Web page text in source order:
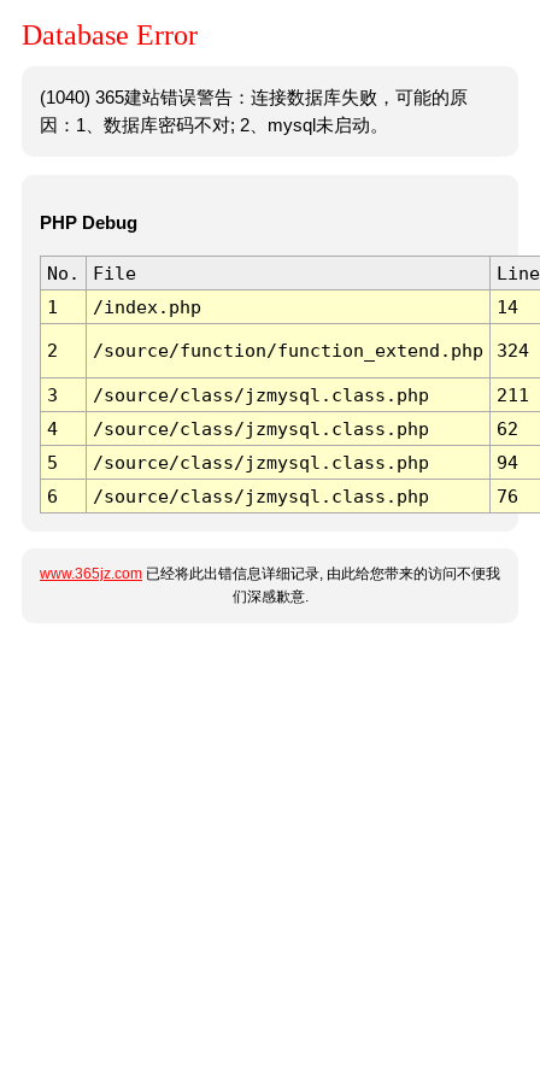
Database Error
(1040) 365建站错误警告：连接数据库失败，可能的原
因：1、数据库密码不对; 2、mysql未启动。
PHP Debug
No. File
Line
1
/index.php 14
2 /source/function/function_extend.php 324
3 /source/class/jzmysql.class.php
211
4
/source/class/jzmysql.class.php
62
5
/source/class/jzmysql.class.php
94
6
/source/class/jzmysql.class.php 76
www.365jz.com 已经将此出错信息详细记录, 由此给您带来的访问不便我
们深感歉意.